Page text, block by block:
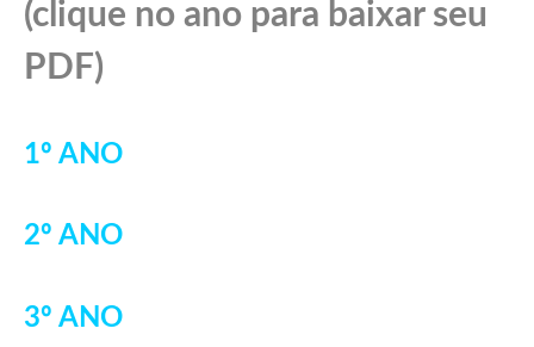
(clique no ano para baixar seu
PDF)
1º ANO
2º ANO
3º ANO